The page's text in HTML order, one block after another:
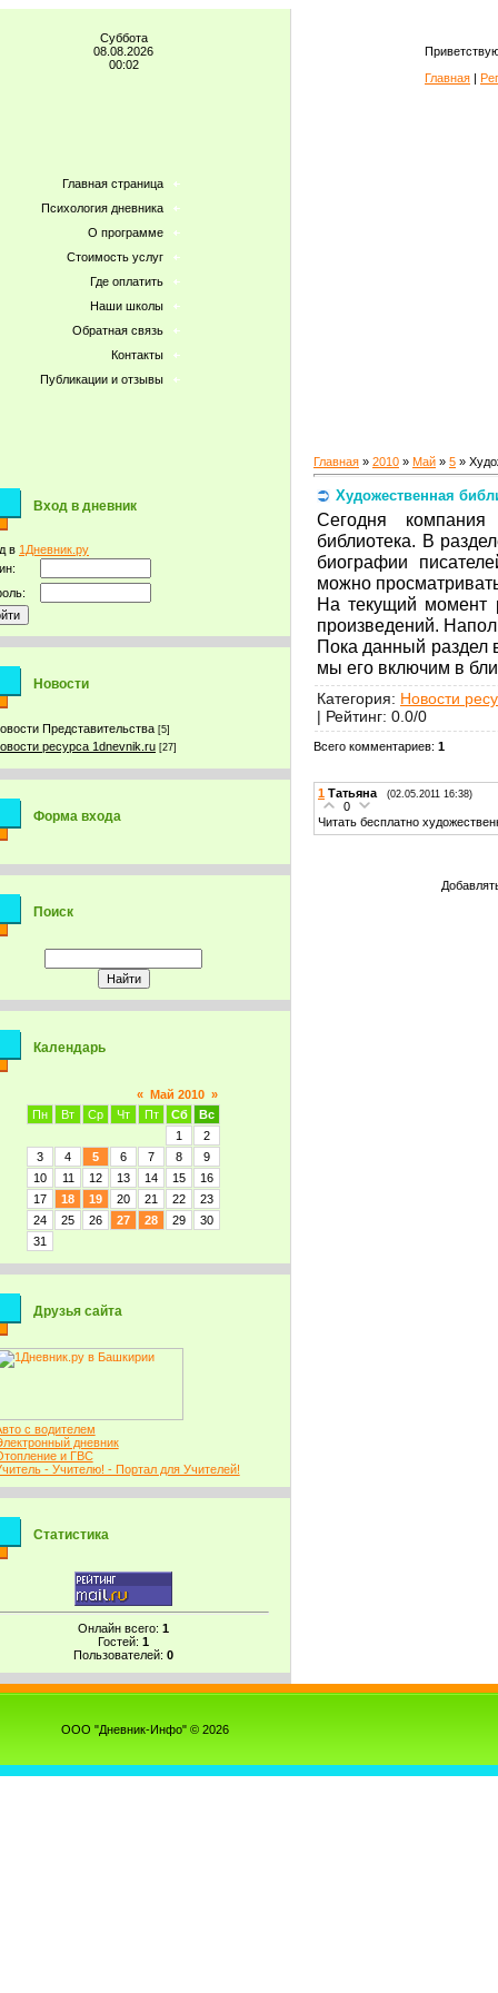
Суббота
08.08.2026
00:02
Главная страница
Психология дневника
О программе
Стоимость услуг
Где оплатить
Наши школы
Обратная связь
Контакты
Публикации и отзывы
Вход в дневник
в 1Дневник.ру
Новости
Представительства [5]
ресурса 1dnevnik.ru [27]
Форма входа
Поиск
Календарь
« Май 2010 »
Пн
Вт Ср Чт Пт Сб
Вс
1
2
3
4 5 6 7 8
9
10
11 12 13 14 15
16
17
18 19 20 21 22
23
24
25 26 27 28 29
30
31
Друзья сайта
с водителем
дневник
и ГВС
- Учителю! - Портал для Учителей!
Статистика
Онлайн всего: 1
Гостей: 1
Пользователей: 0
Главная |
Главная » 2010 » Май » 5 »
Художественная
Сегодня
библиотека. В
биографии
можно
На текущий момент
произведений.
Пока данный раздел
мы его включим в
Категория: Новости
| Рейтинг: 0.0/0
Всего комментариев: 1
1 Татьяна (02.05.2011 16:38)
0
Читать бесплатно
ООО "Дневник-Инфо" © 2026